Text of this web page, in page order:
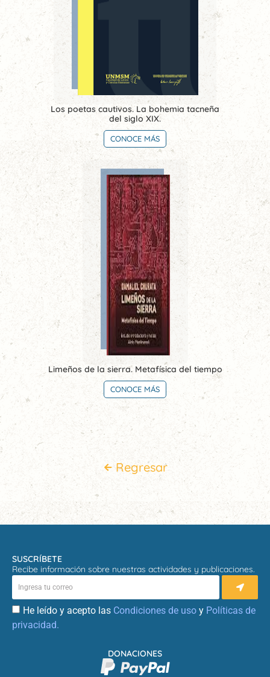
Los poetas cautivos. La bohemia tacneña
del siglo XIX.
CONOCE MÁS
Limeños de la sierra. Metafísica del tiempo
CONOCE MÁS
Regresar
SUSCRÍBETE
Recibe información sobre nuestras actividades y publicaciones.
He leído y acepto las Condiciones de uso y Políticas de
privacidad.
DONACIONES